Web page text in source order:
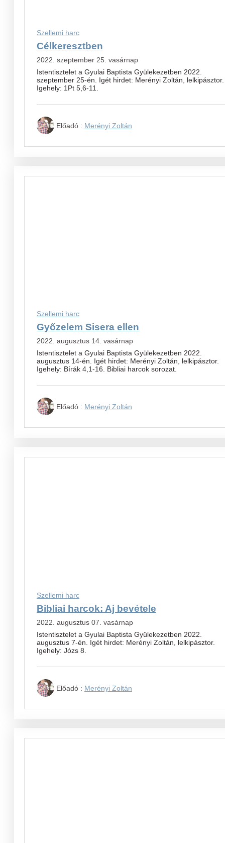
Szellemi harc
Célkeresztben
2022. szeptember 25. vasárnap
Istentisztelet a Gyulai Baptista Gyülekezetben 2022.
szeptember 25-én. Igét hirdet: Merényi Zoltán, lelkipásztor.
Igehely: 1Pt 5,6-11.
Előadó : Merényi Zoltán
Szellemi harc
Győzelem Sisera ellen
2022. augusztus 14. vasárnap
Istentisztelet a Gyulai Baptista Gyülekezetben 2022.
augusztus 14-én. Igét hirdet: Merényi Zoltán, lelkipásztor.
Igehely: Bírák 4,1-16. Bibliai harcok sorozat.
Előadó : Merényi Zoltán
Szellemi harc
Bibliai harcok: Aj bevétele
2022. augusztus 07. vasárnap
Istentisztelet a Gyulai Baptista Gyülekezetben 2022.
augusztus 7-én. Igét hirdet: Merényi Zoltán, lelkipásztor.
Igehely: Józs 8.
Előadó : Merényi Zoltán